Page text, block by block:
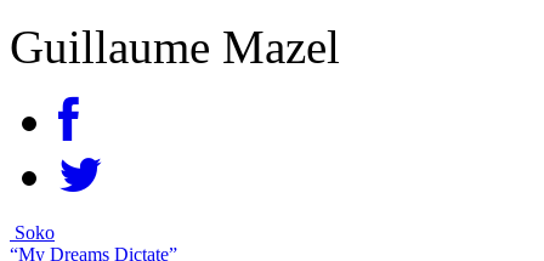
Guillaume Mazel
Soko
“My Dreams Dictate”